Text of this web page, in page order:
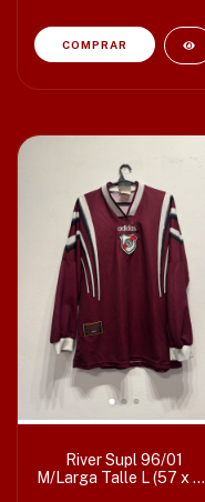
River Supl 96/01
M/Larga Talle L (57 x 73